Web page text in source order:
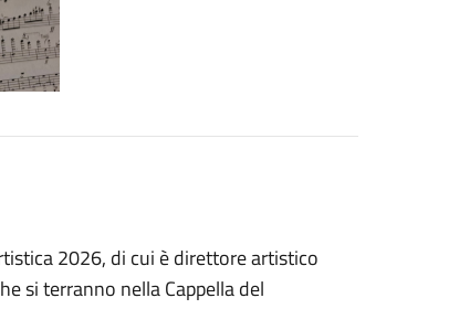
2026, di cui è direttore artistico
si terranno nella Cappella del